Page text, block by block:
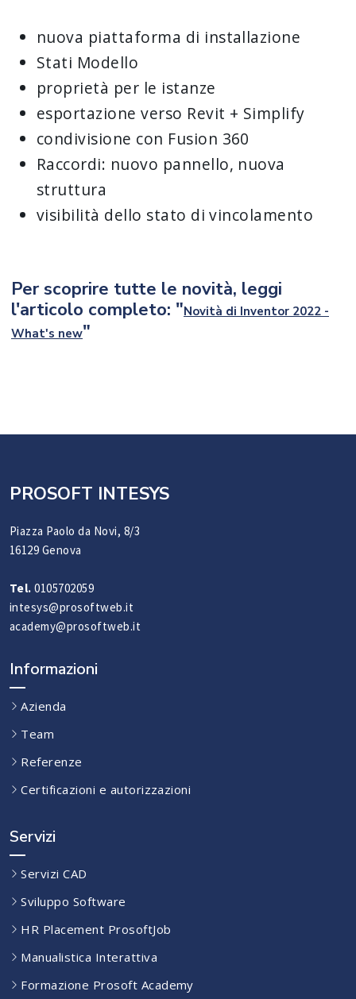
nuova piattaforma di installazione
Stati Modello
proprietà per le istanze
esportazione verso Revit + Simplify
condivisione con Fusion 360
Raccordi: nuovo pannello, nuova
struttura
visibilità dello stato di vincolamento
Per scoprire tutte le novità, leggi
l'articolo completo: "Novità di Inventor 2022 -
What's new"
PROSOFT INTESYS
Piazza Paolo da Novi, 8/3
16129 Genova
Tel. 0105702059
intesys@prosoftweb.it
academy@prosoftweb.it
Informazioni
Azienda
Team
Referenze
Certificazioni e autorizzazioni
Servizi
Servizi CAD
Sviluppo Software
HR Placement ProsoftJob
Manualistica Interattiva
Formazione Prosoft Academy